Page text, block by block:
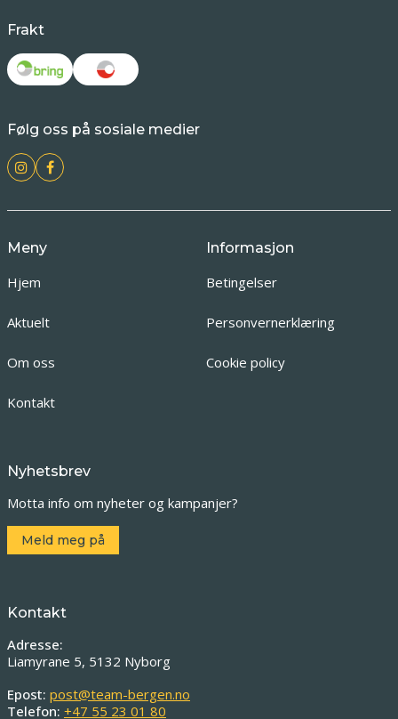
Frakt
Følg oss på sosiale medier
Meny
Hjem
Aktuelt
Om oss
Kontakt
Informasjon
Betingelser
Personvernerklæring
Cookie policy
Nyhetsbrev
Motta info om nyheter og kampanjer?
Meld meg på
Kontakt
Adresse:
Liamyrane 5, 5132 Nyborg
Epost: post@team-bergen.no
Telefon: +47 55 23 01 80